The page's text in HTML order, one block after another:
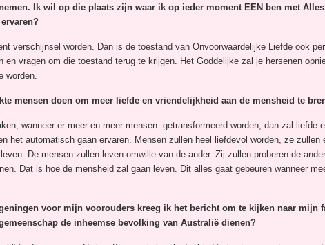
Ik wil op die plaats zijn waar ik op ieder moment EEN ben met
verschijnsel worden. Dan is de toestand van Onvoorwaardelijke Liefde ook
vragen om die toestand terug te krijgen. Het Goddelijke zal je hersenen
worden.
mensen doen om meer liefde en vriendelijkheid aan de mensheid te
wanneer er meer en meer mensen getransformeerd worden, dan zal liefde
het automatisch gaan ervaren. Mensen zullen heel liefdevol worden, ze
De mensen zullen leven omwille van de ander. Zij zullen proberen de
Dat is hoe de mensheid zal gaan leven. Dit alles gaat gebeuren wanneer
voor mijn voorouders kreeg ik het bericht om te kijken naar mijn
de inheemse bevolking van Australië dienen?